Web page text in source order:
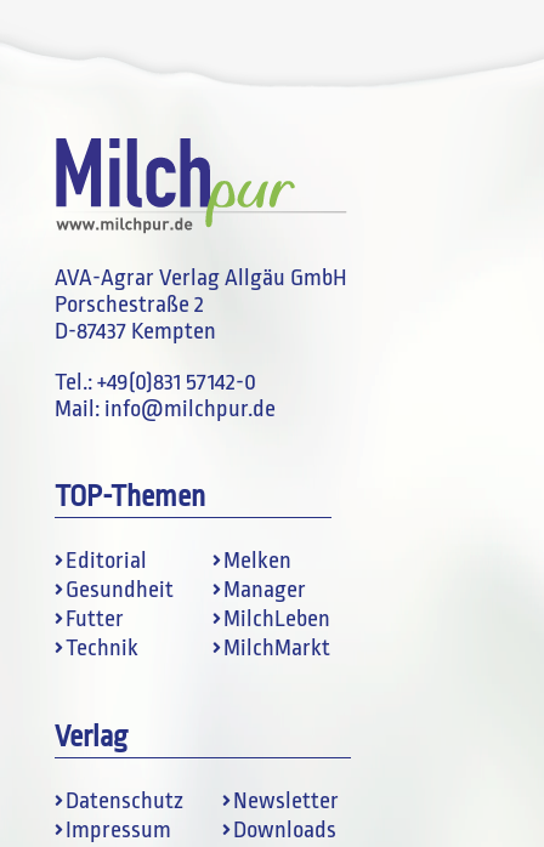
AVA-Agrar Verlag Allgäu GmbH
Porschestraße 2
D-87437 Kempten
Tel.:+49(0)831 57142-0
Mail: info@milchpur.de
TOP-Themen
Editorial
Gesundheit
Futter
Technik
Melken
Manager
MilchLeben
MilchMarkt
Verlag
Datenschutz
Impressum
Newsletter
Downloads